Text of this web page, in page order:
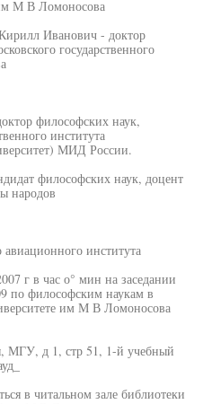
им М В Ломоносова
Иванович - доктор
государственного
философских наук,
института
МИД России.
философских наук, доцент
народов
института
г в час о° мин на заседании
по философским наукам в
им М В Ломоносова
МГУ, д 1, стр 51, 1-й учебный
в читальном зале библиотеки